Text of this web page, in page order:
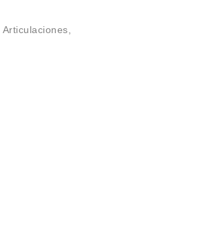
Articulaciones